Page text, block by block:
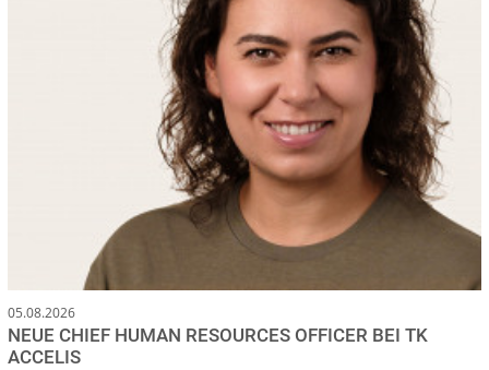
05.08.2026
NEUE CHIEF HUMAN RESOURCES OFFICER BEI TK
ACCELIS